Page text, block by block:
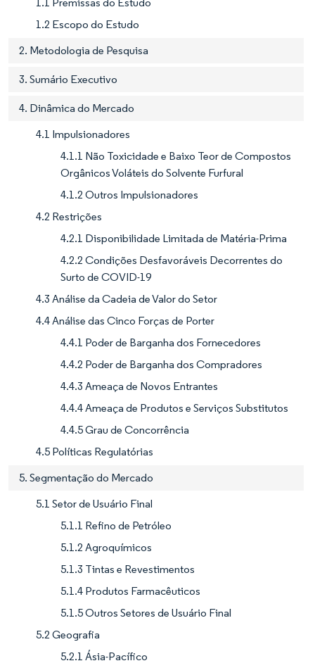
1.2 Escopo do Estudo
2. Metodologia de Pesquisa
3. Sumário Executivo
4. Dinâmica do Mercado
4.1 Impulsionadores
4.1.1 Não Toxicidade e Baixo Teor de Compostos
Orgânicos Voláteis do Solvente Furfural
4.1.2 Outros Impulsionadores
4.2 Restrições
4.2.1 Disponibilidade Limitada de Matéria-Prima
4.2.2 Condições Desfavoráveis Decorrentes do
Surto de COVID-19
4.3 Análise da Cadeia de Valor do Setor
4.4 Análise das Cinco Forças de Porter
4.4.1 Poder de Barganha dos Fornecedores
4.4.2 Poder de Barganha dos Compradores
4.4.3 Ameaça de Novos Entrantes
4.4.4 Ameaça de Produtos e Serviços Substitutos
4.4.5 Grau de Concorrência
4.5 Políticas Regulatórias
5. Segmentação do Mercado
5.1 Setor de Usuário Final
5.1.1 Refino de Petróleo
5.1.2 Agroquímicos
5.1.3 Tintas e Revestimentos
5.1.4 Produtos Farmacêuticos
5.1.5 Outros Setores de Usuário Final
5.2 Geografia
5.2.1 Ásia-Pacífico